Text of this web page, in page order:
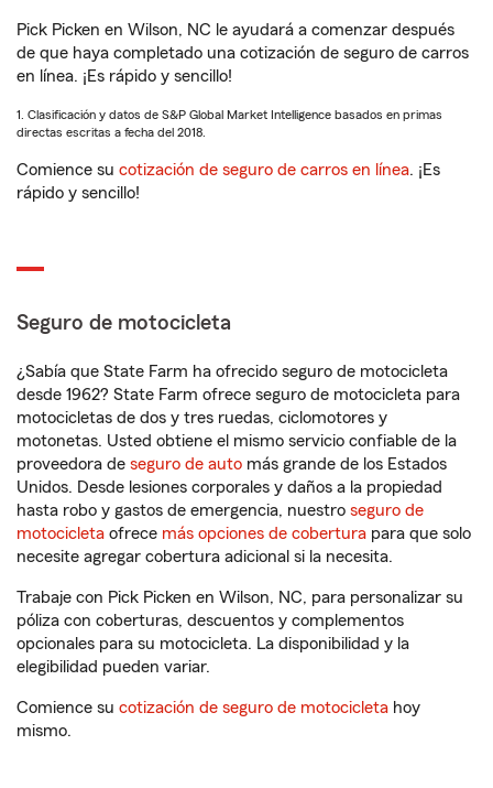
Pick Picken en Wilson, NC le ayudará a comenzar después
de que haya completado una cotización de seguro de carros
en línea. ¡Es rápido y sencillo!
1. Clasificación y datos de S&P Global Market Intelligence basados en primas
directas escritas a fecha del 2018.
Comience su cotización de seguro de carros en línea. ¡Es
rápido y sencillo!
Seguro de motocicleta
¿Sabía que State Farm ha ofrecido seguro de motocicleta
desde 1962? State Farm ofrece seguro de motocicleta para
motocicletas de dos y tres ruedas, ciclomotores y
motonetas. Usted obtiene el mismo servicio confiable de la
proveedora de seguro de auto más grande de los Estados
Unidos. Desde lesiones corporales y daños a la propiedad
hasta robo y gastos de emergencia, nuestro seguro de
motocicleta ofrece más opciones de cobertura para que solo
necesite agregar cobertura adicional si la necesita.
Trabaje con Pick Picken en Wilson, NC, para personalizar su
póliza con coberturas, descuentos y complementos
opcionales para su motocicleta. La disponibilidad y la
elegibilidad pueden variar.
Comience su cotización de seguro de motocicleta hoy
mismo.